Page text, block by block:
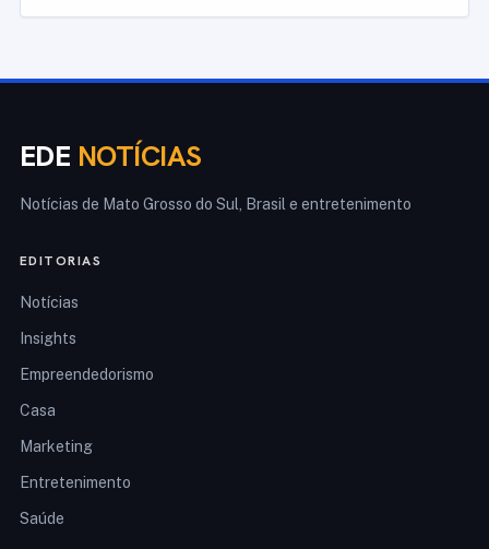
EDE NOTÍCIAS
Notícias de Mato Grosso do Sul, Brasil e entretenimento
EDITORIAS
Notícias
Insights
Empreendedorismo
Casa
Marketing
Entretenimento
Saúde